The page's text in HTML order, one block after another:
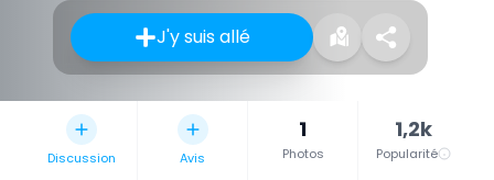
J'y suis allé
Discussion Avis
1
Photos
1,2k
Popularité